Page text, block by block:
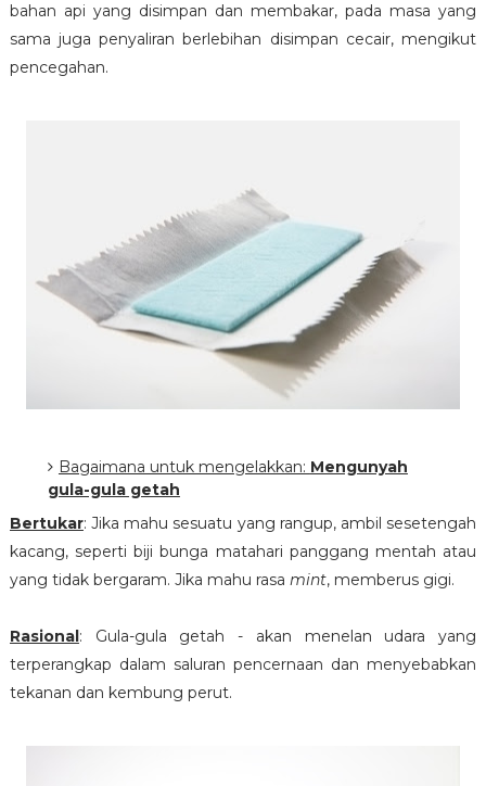
bahan api yang disimpan dan membakar, pada masa yang
sama juga penyaliran berlebihan disimpan cecair, mengikut
pencegahan.
Bagaimana untuk mengelakkan: Mengunyah
gula-gula getah
Bertukar: Jika mahu sesuatu yang rangup, ambil sesetengah
kacang, seperti biji bunga matahari panggang mentah atau
yang tidak bergaram. Jika mahu rasa mint, memberus gigi.
Rasional: Gula-gula getah - akan menelan udara yang
terperangkap dalam saluran pencernaan dan menyebabkan
tekanan dan kembung perut.